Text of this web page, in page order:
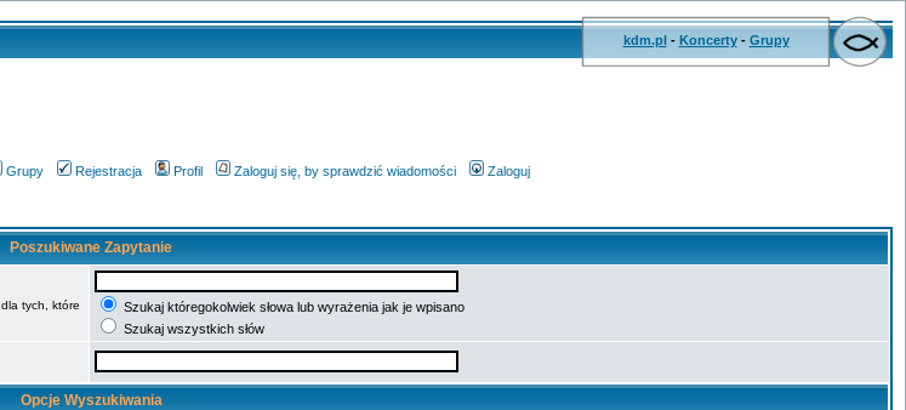
kdm.pl- Koncerty- Grupy
Grupy Rejestracja Profil Zaloguj się, by sprawdzić wiadomości Zaloguj
Poszukiwane Zapytanie
dla tych, które
Szukaj któregokolwiek słowa lub wyrażenia jak je wpisano
Szukaj wszystkich słów
Opcje Wyszukiwania